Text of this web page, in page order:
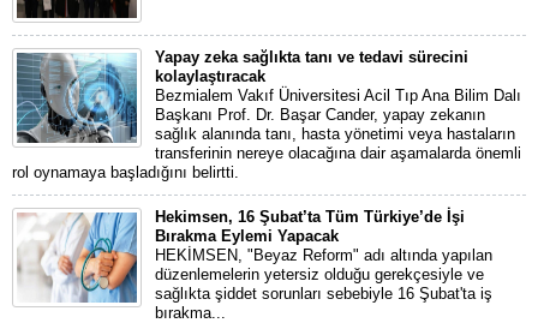
Yapay zeka sağlıkta tanı ve tedavi sürecini
kolaylaştıracak
Bezmialem Vakıf Üniversitesi Acil Tıp Ana Bilim Dalı
Başkanı Prof. Dr. Başar Cander, yapay zekanın
sağlık alanında tanı, hasta yönetimi veya hastaların
transferinin nereye olacağına dair aşamalarda önemli
rol oynamaya başladığını belirtti.
Hekimsen, 16 Şubat’ta Tüm Türkiye’de İşi
Bırakma Eylemi Yapacak
HEKİMSEN, "Beyaz Reform" adı altında yapılan
düzenlemelerin yetersiz olduğu gerekçesiyle ve
sağlıkta şiddet sorunları sebebiyle 16 Şubat'ta iş
bırakma...